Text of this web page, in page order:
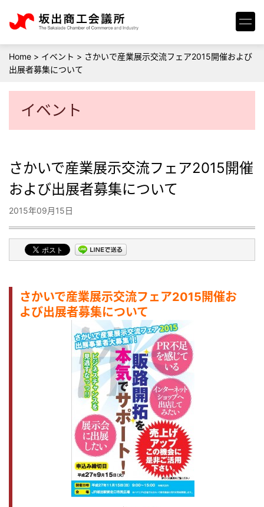
Home > イベント > さかいで産業展示交流フェア2015開催および
出展者募集について
イベント
さかいで産業展示交流フェア2015開催
および出展者募集について
2015年09月15日
さかいで産業展示交流フェア2015開催お
よび出展者募集について